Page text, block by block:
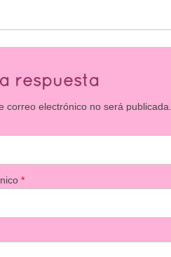
respuesta
correo electrónico no será publicada.
*